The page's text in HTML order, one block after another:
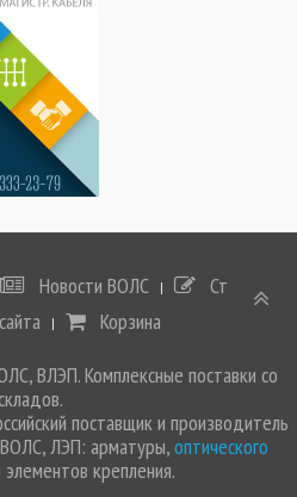
Новости ВОЛС
Статьи
Корзина
ВЛЭП. Комплексные поставки со
поставщик и производитель
ЛЭП: арматуры,оптического
элементов крепления.